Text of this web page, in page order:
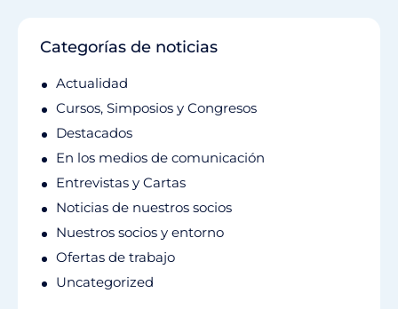
Categorías de noticias
Actualidad
Cursos, Simposios y Congresos
Destacados
En los medios de comunicación
Entrevistas y Cartas
Noticias de nuestros socios
Nuestros socios y entorno
Ofertas de trabajo
Uncategorized